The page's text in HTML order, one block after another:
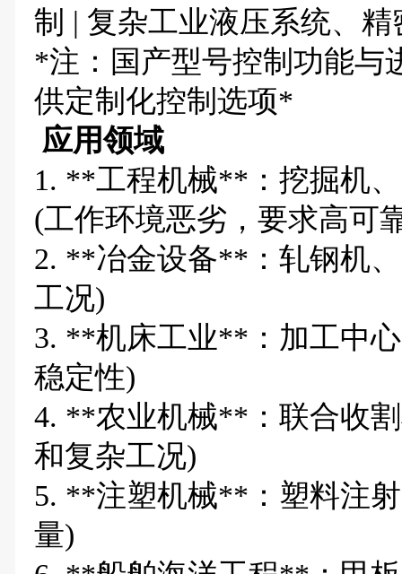
制 | 复杂工业液压系统、精
*注：国产型号控制功能与
供定制化控制选项*
应用领域
1. **工程机械**：挖掘机
(工作环境恶劣，要求高可
2. **冶金设备**：轧钢机
工况)
3. **机床工业**：加工中
稳定性)
4. **农业机械**：联合收
和复杂工况)
5. **注塑机械**：塑料注
量)